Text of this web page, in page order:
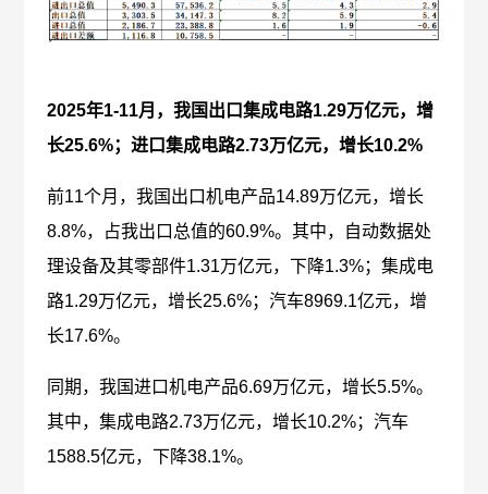
2025年1-11月，我国出口集成电路1.29万亿元，增
长25.6%；进口集成电路2.73万亿元，增长10.2%
前11个月，我国出口机电产品14.89万亿元，增长
8.8%，占我出口总值的60.9%。其中，自动数据处
理设备及其零部件1.31万亿元，下降1.3%；集成电
路1.29万亿元，增长25.6%；汽车8969.1亿元，增
长17.6%。
同期，我国进口机电产品6.69万亿元，增长5.5%。
其中，集成电路2.73万亿元，增长10.2%；汽车
1588.5亿元，下降38.1%。